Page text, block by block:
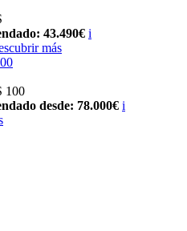
43.490€ i
más
100
desde: 78.000€ i